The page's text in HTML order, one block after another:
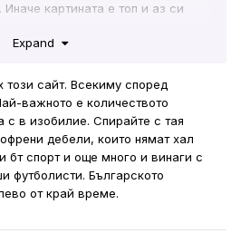
картината е топ и аз си
си е супер, просто изисква
Expand
този сайт. Всекиму според
важното е количеството
с в изобилие. Спирайте с тая
дебели, които нямат хал
бт спорт и още много и винаги с
футболисти. Българското
от край време.